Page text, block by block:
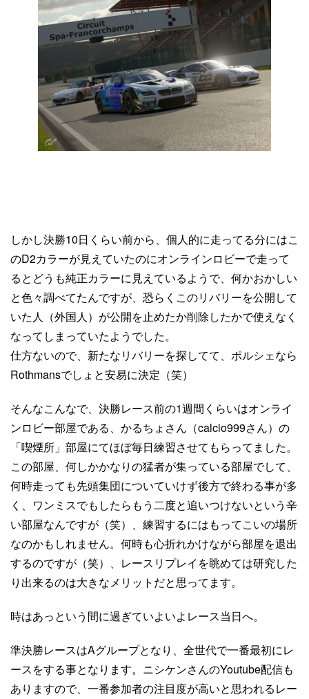
しかし決勝10日くらい前から、個人的に走ってる分にはこ
のD2カラーが見えていたのにオンラインロビーで走って
るとどうも純正カラーに見えているようで、何かおかしい
と色々調べてたんですが、恐らくこのリバリーを公開して
いた人（外国人）が公開を止めたか削除したかで使えなく
なってしまっていたようでした。
仕方ないので、新たなリバリーを探してて、ポルシェなら
Rothmansでしょと安易に決定（笑）
そんなこんなで、決勝レース前の1週間くらいはオンライ
ンロビー部屋である、かるちょさん（calcio999さん）の
「喫煙所」部屋にてほぼ毎日練習させてもらってました。
この部屋、何しかかなりの猛者が集っている部屋でして、
何時走っても先頭集団についていけず後方で終わる事が多
く、ワンミスでもしたらもう二度と追いつけないという辛
い部屋なんですが（笑）、練習するにはもってこいの場所
なのかもしれません。何時も心折れかけながら部屋を退出
するのですが（笑）、レースリプレイを眺めては研究した
り出来るのは大きなメリットだと思ってます。
時はあっという間に過ぎていよいよレース当日へ。
準決勝レースはAグループとなり、全世代で一番最初にレ
ースをする事となります。ニシケンさんのYoutube配信も
ありますので、一番参加者の注目度が高いと思われるレー